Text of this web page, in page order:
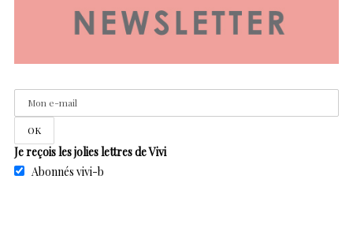
Je reçois les jolies lettres de Vivi
Abonnés vivi-b